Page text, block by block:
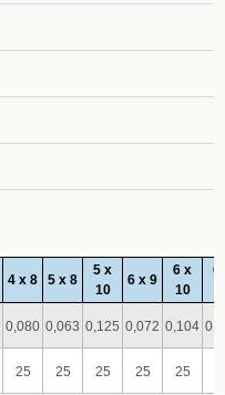
4 x 8 5 x 8
5 x
10
6 x 9
6 x
10
6
0,080 0,063 0,125 0,072 0,104
25 25 25 25 25